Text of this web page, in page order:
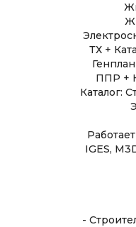
ТХ +
ППР +
Каталог:
IGES,
-